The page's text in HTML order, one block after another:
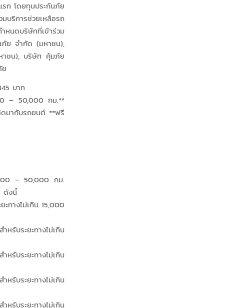
ก โดยทุนประกันภัย
ริการช่วยเหลือรถ
หนดบริษัทที่เข้าร่วม
ภัย จำกัด (มหาชน),
าชน), บริษัท คุ้มภัย
ย
บาท
– 50,000 กม.**
ดมากับรถยนต์ **ฟรี
– 50,000 กม.
ดังนี้
างไม่เกิน 15,000
ระยะทางไม่เกิน
ระยะทางไม่เกิน
ระยะทางไม่เกิน
ระยะทางไม่เกิน